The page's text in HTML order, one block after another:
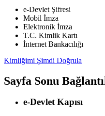
e-Devlet Şifresi
Mobil İmza
Elektronik İmza
T.C. Kimlik Kartı
İnternet Bankacılığı
Kimliğimi Şimdi Doğrula
Sayfa Sonu
e-Devlet Kapısı